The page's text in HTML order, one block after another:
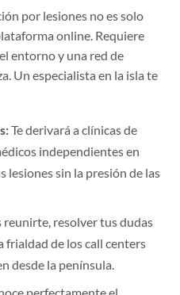
por lesiones no es solo
online. Requiere
entorno y una red de
Un especialista en la isla te